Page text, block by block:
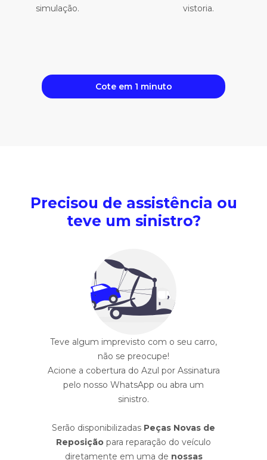
simulação.
vistoria.
Cote em 1 minuto
Precisou de assistência ou
teve um sinistro?
Teve algum imprevisto com o seu carro,
não se preocupe!
Acione a cobertura do Azul por Assinatura
pelo nosso WhatsApp ou abra um
sinistro.
Serão disponibilizadas Peças Novas de
Reposição para reparação do veículo
diretamente em uma de nossas